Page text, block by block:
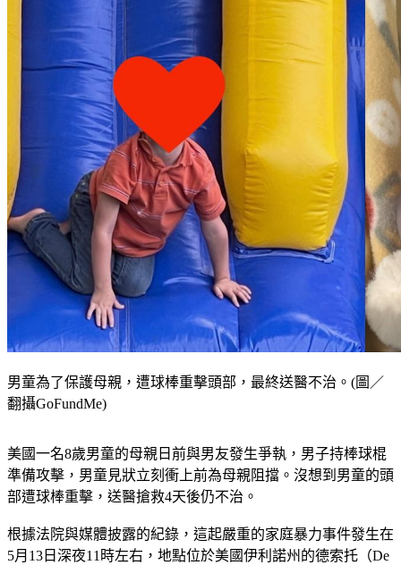
男童為了保護母親，遭球棒重擊頭部，最終送醫不治。(圖／
翻攝GoFundMe)
美國一名8歲男童的母親日前與男友發生爭執，男子持棒球棍
準備攻擊，男童見狀立刻衝上前為母親阻擋。沒想到男童的頭
部遭球棒重擊，送醫搶救4天後仍不治。
根據法院與媒體披露的紀錄，這起嚴重的家庭暴力事件發生在
5月13日深夜11時左右，地點位於美國伊利諾州的德索托（De